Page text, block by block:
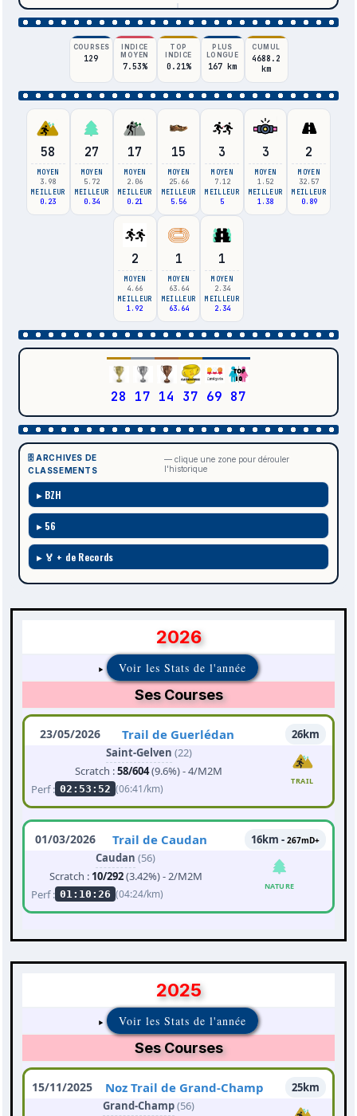
COURSES
129
INDICE
MOYEN
7.53%
TOP
INDICE
0.21%
PLUS
LONGUE
167 km
CUMUL
4688.2
km
58
MOYEN
3.98
MEILLEUR
0.23
27
MOYEN
5.72
MEILLEUR
0.34
17
MOYEN
2.06
MEILLEUR
0.21
15
MOYEN
25.66
MEILLEUR
5.56
3
MOYEN
7.12
MEILLEUR
5
3
MOYEN
1.52
MEILLEUR
1.38
2
MOYEN
32.57
MEILLEUR
0.89
2
MOYEN
4.66
MEILLEUR
1.92
1
MOYEN
63.64
MEILLEUR
63.64
1
MOYEN
2.34
MEILLEUR
2.34
28 17 14 37 69 87
🗄️ ARCHIVES DE
CLASSEMENTS
— clique une zone pour dérouler
l'historique
BZH
56
🏅 + de Records
2026
Voir les Stats de l'année
Ses Courses
23/05/2026 Trail de Guerlédan
26km
Saint-Gelven (22)
Scratch :58/604(9.6%) - 4/M2M
Perf : 02:53:52 (06:41/km)
TRAIL
01/03/2026 Trail de Caudan 16km - 267mD+
Caudan (56)
Scratch : 10/292(3.42%) - 2/M2M
Perf : 01:10:26 (04:24/km)
NATURE
2025
Voir les Stats de l'année
Ses Courses
15/11/2025 Noz Trail de Grand-Champ
25km
Grand-Champ(56)